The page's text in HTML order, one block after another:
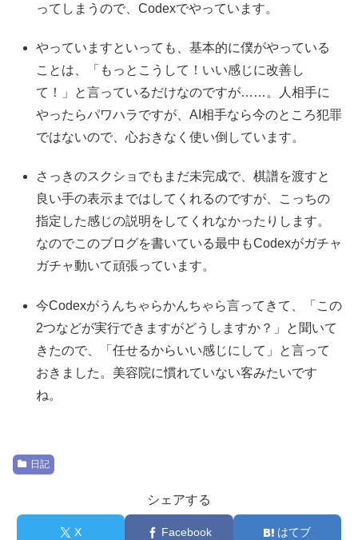
ってしまうので、Codexでやっています。
やっていますといっても、基本的に僕がやっている
ことは、「もっとこうして！いい感じに改善し
て！」と言っているだけなのですが……。人相手に
やったらパワハラですが、AI相手なら今のところ犯罪
ではないので、心おきなく使い倒しています。
さっきのスクショでもまだ未完成で、棋譜を渡すと
良い手の表示まではしてくれるのですが、こっちの
指定した感じの説明をしてくれなかったりします。
なのでこのブログを書いている最中もCodexがガチャ
ガチャ動いて頑張っています。
今Codexがうんちゃらかんちゃら言ってきて、「この
2つなどが実行できますがどうしますか？」と聞いて
きたので、「任せるからいい感じにして」と言って
おきました。美容院に慣れていない客みたいです
ね。
日記
シェアする
X Facebook はてブ